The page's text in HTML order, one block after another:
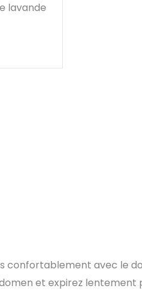
lavande
confortablement avec le
et expirez lentement